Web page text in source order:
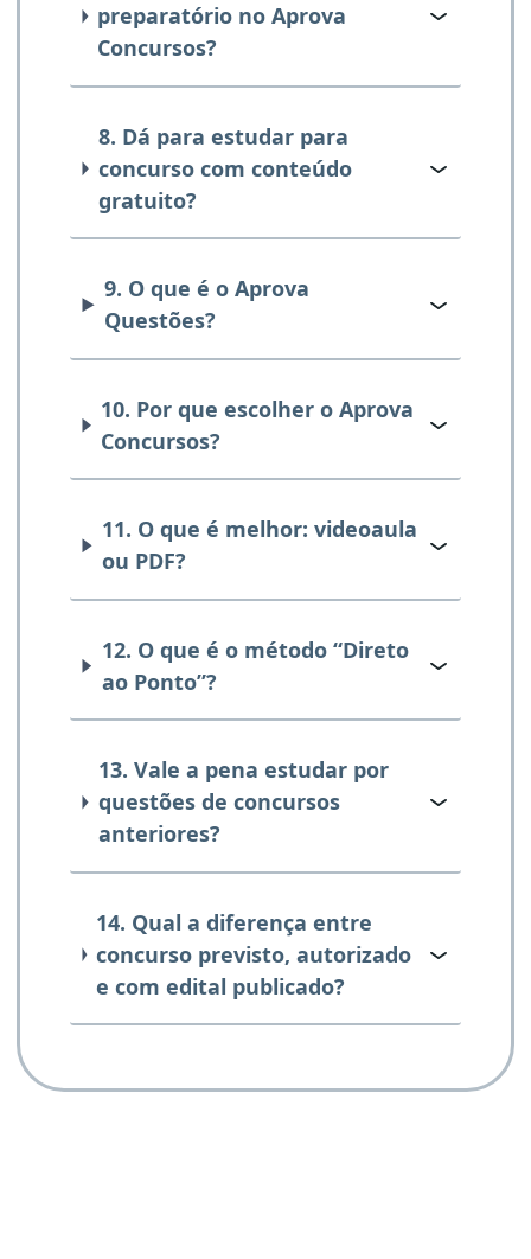
preparatório no Aprova
Concursos?
8. Dá para estudar para
concurso com conteúdo
gratuito?
9. O que é o Aprova
Questões?
10. Por que escolher o Aprova
Concursos?
11. O que é melhor: videoaula
ou PDF?
12. O que é o método “Direto
ao Ponto”?
13. Vale a pena estudar por
questões de concursos
anteriores?
14. Qual a diferença entre
concurso previsto, autorizado
e com edital publicado?